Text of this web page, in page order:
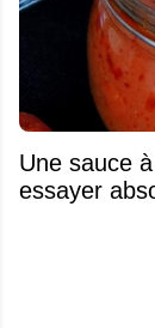
Une sauce
essayer